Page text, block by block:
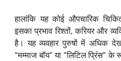
हालांकि यह कोई औपचारिक
इसका प्रभाव रिश्तों, करियर और
है। यह व्यवहार पुरुषों में अधिक
“मम्माज बॉय” या “लिटिल प्रिंस” के